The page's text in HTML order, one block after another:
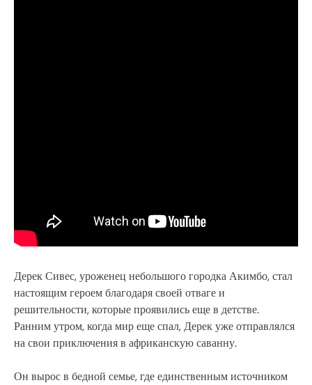
Дерек Сивес, уроженец небольшого городка Акимбо, стал
настоящим героем благодаря своей отваге и
решительности, которые проявились еще в детстве.
Ранним утром, когда мир еще спал, Дерек уже отправлялся
на свои приключения в африканскую саванну.
Он вырос в бедной семье, где единственным источником